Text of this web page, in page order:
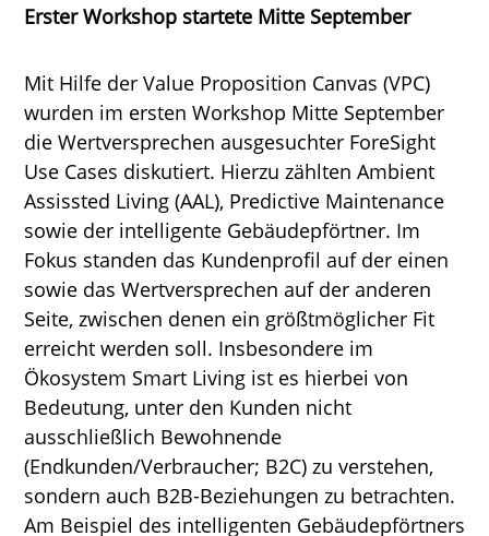
Erster Workshop startete Mitte September
Mit Hilfe der Value Proposition Canvas (VPC)
wurden im ersten Workshop Mitte September
die Wertversprechen ausgesuchter ForeSight
Use Cases diskutiert. Hierzu zählten Ambient
Assissted Living (AAL), Predictive Maintenance
sowie der intelligente Gebäudepförtner. Im
Fokus standen das Kundenprofil auf der einen
sowie das Wertversprechen auf der anderen
Seite, zwischen denen ein größtmöglicher Fit
erreicht werden soll. Insbesondere im
Ökosystem Smart Living ist es hierbei von
Bedeutung, unter den Kunden nicht
ausschließlich Bewohnende
(Endkunden/Verbraucher; B2C) zu verstehen,
sondern auch B2B-Beziehungen zu betrachten.
Am Beispiel des intelligenten Gebäudepförtners